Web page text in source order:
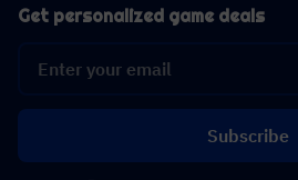
Get personalized game deals
Subscribe